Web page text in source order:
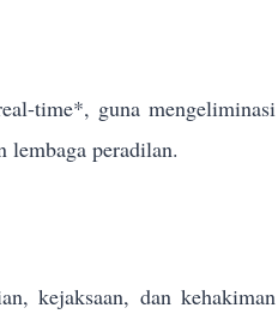
time*, guna mengeliminasi
peradilan.
kejaksaan, dan kehakiman